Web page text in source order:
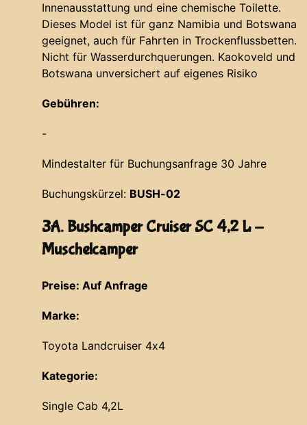
Innenausstattung und eine chemische Toilette.
Dieses Model ist für ganz Namibia und Botswana
geeignet, auch für Fahrten in Trockenflussbetten.
Nicht für Wasserdurchquerungen. Kaokoveld und
Botswana unversichert auf eigenes Risiko
Gebühren:
-
Mindestalter für Buchungsanfrage 30 Jahre
Buchungskürzel: BUSH-02
3A. Bushcamper Cruiser SC 4,2 L -
Muschelcamper
Preise: Auf Anfrage
Marke:
Toyota Landcruiser 4x4
Kategorie:
Single Cab 4,2L